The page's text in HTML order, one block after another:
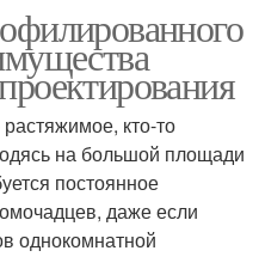
кто-то
на большой площади
постоянное
даже если
однокомнатной